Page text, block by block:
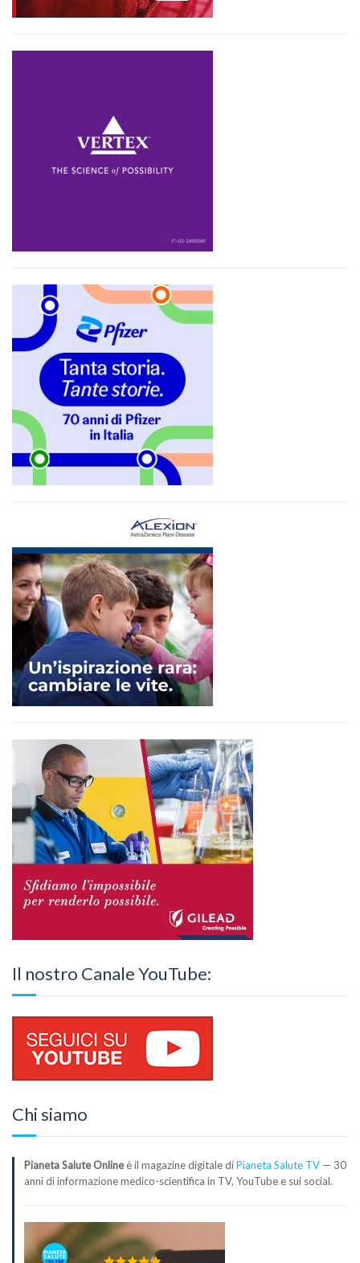
Il nostro Canale YouTube:
Chi siamo
Pianeta Salute Onlineè il magazine digitale diPianeta Salute TV — 30
anni di informazione medico-scientifica in TV, YouTube e sui social.